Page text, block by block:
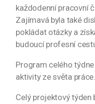
každodenní pracovní
Zajímavá byla také
pokládat otázky a
budoucí profesní
Program celého
aktivity ze světa práce.
Celý projektový týden